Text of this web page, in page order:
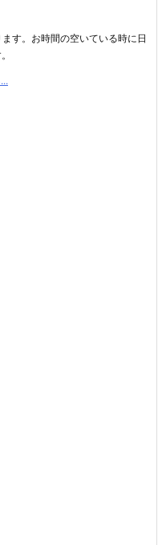
す。お時間の空いている時に日